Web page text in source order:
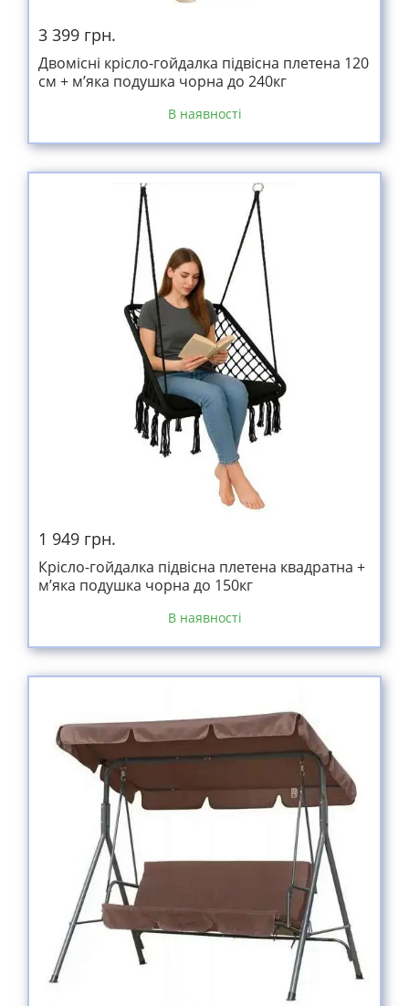
3 399 грн.
Двомісні крісло-гойдалка підвісна плетена 120
см + м’яка подушка чорна до 240кг
В наявності
1 949 грн.
Крісло-гойдалка підвісна плетена квадратна +
м’яка подушка чорна до 150кг
В наявності